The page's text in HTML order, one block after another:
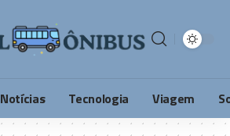
Notícias Tecnologia Viagem